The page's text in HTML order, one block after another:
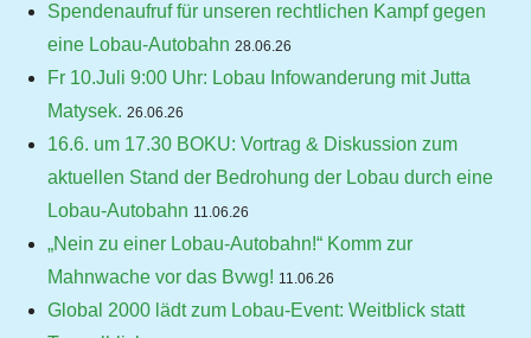
Spendenaufruf für unseren rechtlichen Kampf gegen
eine Lobau-Autobahn 28.06.26
Fr 10.Juli 9:00 Uhr: Lobau Infowanderung mit Jutta
Matysek. 26.06.26
16.6. um 17.30 BOKU: Vortrag & Diskussion zum
aktuellen Stand der Bedrohung der Lobau durch eine
Lobau-Autobahn 11.06.26
„Nein zu einer Lobau-Autobahn!“ Komm zur
Mahnwache vor das Bvwg! 11.06.26
Global 2000 lädt zum Lobau-Event: Weitblick statt